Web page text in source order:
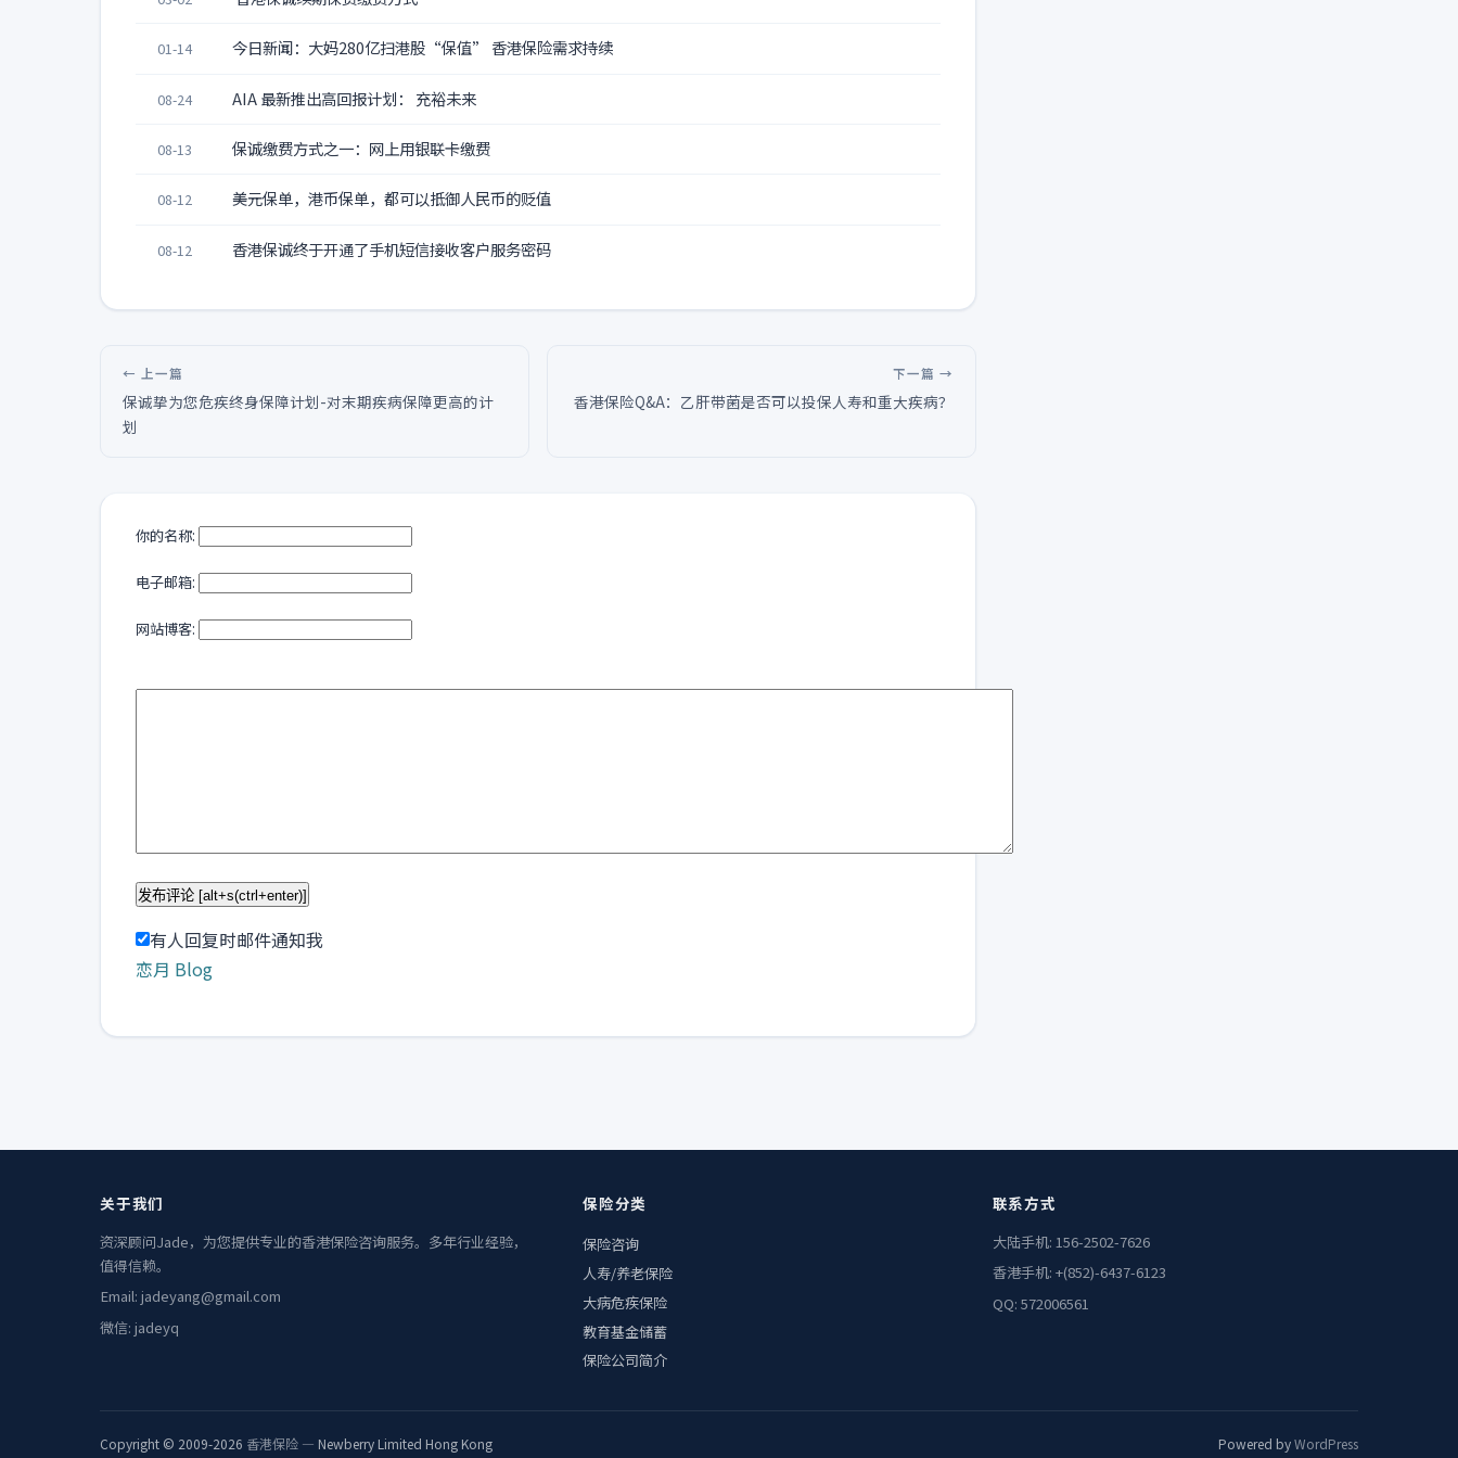
01-14 今日新闻：大妈280亿扫港股“保值” 香港保险需求持续
08-24 AIA 最新推出高回报计划： 充裕未来
08-13 保诚缴费方式之一：网上用银联卡缴费
08-12 美元保单，港币保单，都可以抵御人民币的贬值
08-12 香港保诚终于开通了手机短信接收客户服务密码
← 上一篇
保诚挚为您危疾终身保障计划-对末期疾病保障更高的计
划
下一篇 →
香港保险Q&A：乙肝带菌是否可以投保人寿和重大疾病？
你的名称:
电子邮箱:
网站博客:
有人回复时邮件通知我
恋月 Blog
关于我们
资深顾问Jade，为您提供专业的香港保险咨询服务。多年行业经验，
值得信赖。
Email: jadeyang@gmail.com
微信: jadeyq
保险分类
保险咨询
人寿/养老保险
大病危疾保险
教育基金储蓄
保险公司简介
联系方式
大陆手机: 156-2502-7626
香港手机: +(852)-6437-6123
QQ: 572006561
Copyright © 2009-2026 香港保险 — Newberry Limited Hong Kong Powered byWordPress